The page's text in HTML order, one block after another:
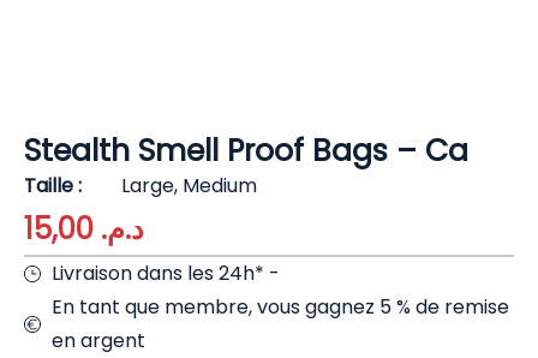
Stealth Smell Proof Bags – Ca
Taille Large, Medium
د.م.
Livraison dans les 24h* -
En tant que membre, vous gagnez 5 % de remise
en argent